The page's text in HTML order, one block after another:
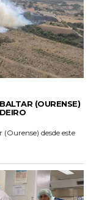
(OURENSE)
desde este